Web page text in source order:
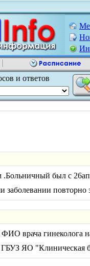
и ответов
был с
врача гинеколога
ЯО "Клиническая